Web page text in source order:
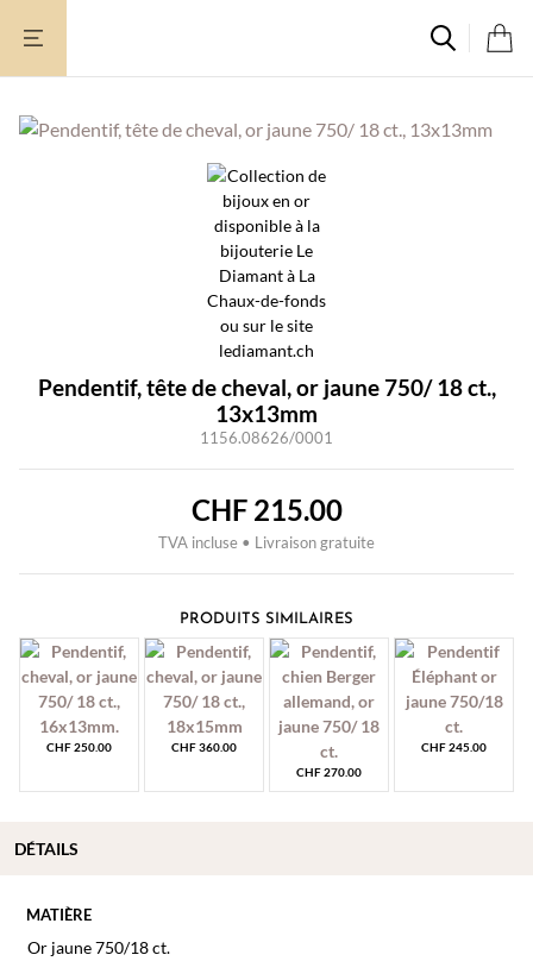
Pendentif, tête de cheval, or jaune 750/ 18 ct.,
13x13mm
1156.08626/0001
CHF215.00
TVA incluse • Livraison gratuite
PRODUITS SIMILAIRES
CHF250.00 CHF360.00
CHF270.00
CHF245.00
MATIÈRE
Or jaune 750/18 ct.
DÉTAILS